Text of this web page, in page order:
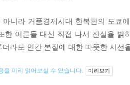
아니라 거품경제시대 한복판의 도쿄
한 어른들 대신 직접 나서 진실을 밝
더라도 인간 본질에 대한 따뜻한 시선
을 미리 읽어보실 수 있습니다. 미리보기